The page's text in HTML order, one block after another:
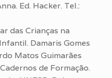
Ed. Hacker. Tel.:
das Crianças na
Damaris Gomes
Matos Guimarães
de Formação.